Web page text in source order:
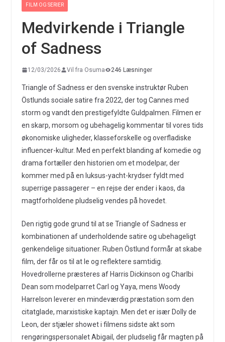
FILM OG SERIER
Medvirkende i Triangle
of Sadness
12/03/2026 Vil fra Osuma 246 Læsninger
Triangle of Sadness er den svenske instruktør Ruben
Östlunds sociale satire fra 2022, der tog Cannes med
storm og vandt den prestigefyldte Guldpalmen. Filmen er
en skarp, morsom og ubehagelig kommentar til vores tids
økonomiske uligheder, klasseforskelle og overfladiske
influencer-kultur. Med en perfekt blanding af komedie og
drama fortæller den historien om et modelpar, der
kommer med på en luksus-yacht-krydser fyldt med
superrige passagerer – en rejse der ender i kaos, da
magtforholdene pludselig vendes på hovedet.
Den rigtig gode grund til at se Triangle of Sadness er
kombinationen af underholdende satire og ubehageligt
genkendelige situationer. Ruben Östlund formår at skabe
film, der får os til at le og reflektere samtidig.
Hovedrollerne præsteres af Harris Dickinson og Charlbi
Dean som modelparret Carl og Yaya, mens Woody
Harrelson leverer en mindeværdig præstation som den
citatglade, marxistiske kaptajn. Men det er især Dolly de
Leon, der stjæler showet i filmens sidste akt som
rengøringspersonalet Abigail, der pludselig får magten på